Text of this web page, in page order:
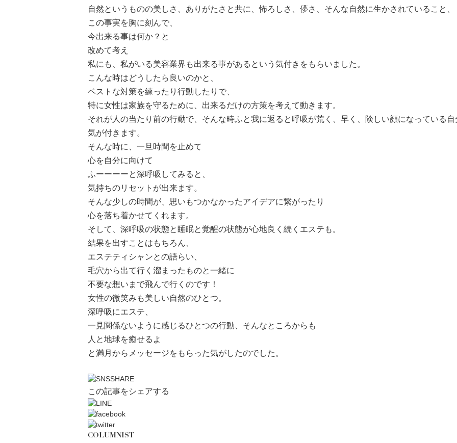
自然というものの美しさ、ありがたさと共に、怖ろしさ、儚さ、そんな自然に生かされていること、
この事実を胸に刻んで、
今出来る事は何か？と
改めて考え
私にも、私がいる美容業界も出来る事があるという気付きをもらいました。
こんな時はどうしたら良いのかと、
ベストな対策を練ったり行動したりで、
特に女性は家族を守るために、出来るだけの方策を考えて動きます。
それが人の当たり前の行動で、そんな時ふと我に返ると呼吸が荒く、早く、険しい顔になっている自
気が付きます。
そんな時に、一旦時間を止めて
心を自分に向けて
ふーーーーと深呼吸してみると、
気持ちのリセットが出来ます。
そんな少しの時間が、思いもつかなかったアイデアに繋がったり
心を落ち着かせてくれます。
そして、深呼吸の状態と睡眠と覚醒の状態が心地良く続くエステも。
結果を出すことはもちろん、
エステティシャンとの語らい、
毛穴から出て行く溜まったものと一緒に
不要な想いまで飛んで行くのです！
女性の微笑みも美しい自然のひとつ。
深呼吸にエステ、
一見関係ないように感じるひとつの行動、そんなところからも
人と地球を癒せるよ
と満月からメッセージをもらった気がしたのでした。
この記事をシェアする
COLUMNIST